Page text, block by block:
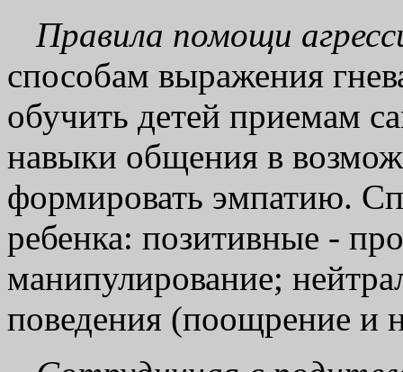
Правила помощи
способам выражения
обучить детей приемам
навыки общения в
формировать эмпатию.
ребенка: позитивные -
манипулирование;
поведения (поощрение и